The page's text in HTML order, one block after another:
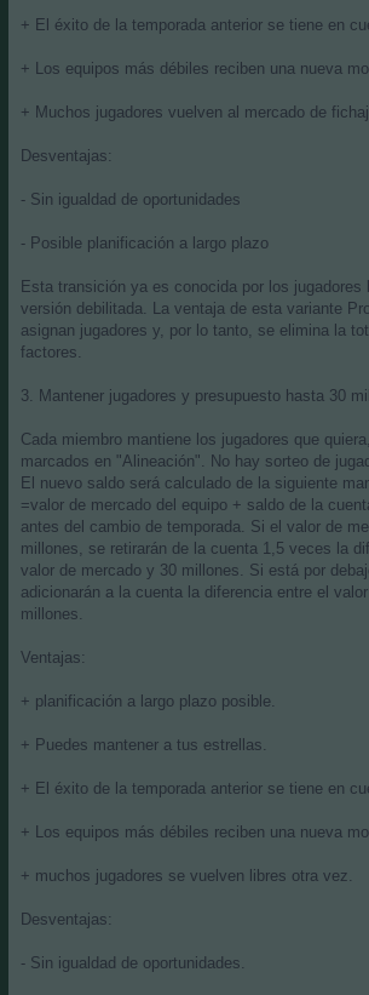
+ El éxito de la temporada anterior se tiene en
+ Los equipos más débiles reciben una nueva
+ Muchos jugadores vuelven al mercado de
Desventajas:
- Sin igualdad de oportunidades
- Posible planificación a largo plazo
Esta transición ya es conocida por los jugadores
versión debilitada. La ventaja de esta variante
asignan jugadores y, por lo tanto, se elimina la
factores.
3. Mantener jugadores y presupuesto hasta 30
Cada miembro mantiene los jugadores que
marcados en "Alineación". No hay sorteo de
El nuevo saldo será calculado de la siguiente
=valor de mercado del equipo + saldo de la
antes del cambio de temporada. Si el valor de
millones, se retirarán de la cuenta 1,5 veces la
valor de mercado y 30 millones. Si está por
adicionarán a la cuenta la diferencia entre el
millones.
Ventajas:
+ planificación a largo plazo posible.
+ Puedes mantener a tus estrellas.
+ El éxito de la temporada anterior se tiene en
+ Los equipos más débiles reciben una nueva
+ muchos jugadores se vuelven libres otra vez.
Desventajas:
- Sin igualdad de oportunidades.